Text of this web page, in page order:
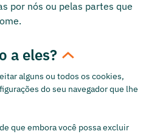
por nós ou pelas partes que
a eles?
alguns ou todos os cookies,
do seu navegador que lhe
que embora você possa excluir